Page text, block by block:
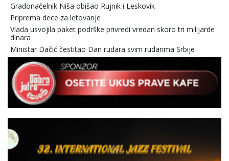
Gradonačelnik Niša obišao Rujnik i Leskovik
Priprema dece za letovanje
Vlada usvojila paket podrške privredi vredan skoro tri milijarde
dinara
Ministar Dačić čestitao Dan rudara svim rudarima Srbije